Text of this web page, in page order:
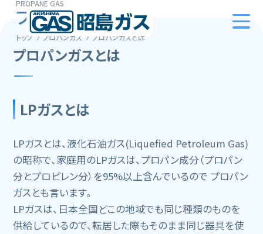
PROPANE GAS
プロパンガス
トップ プロパンガス プロパンガスとは
プロパンガスとは
LPガスとは
LPガスとは、液化石油ガス(Liquefied Petroleum Gas)
の昭称で、家庭用のLPガスは、プロパン成分（プロパン
分とプロピレン分）を95%以上含んでいるので プロパン
ガスとも言います。
LPガスは、日本全国どこの地域でも同じ種類のものを
供給しているので、転居した際もそのまま同じ器具を使